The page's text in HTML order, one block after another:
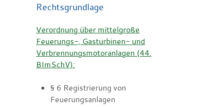
Rechtsgrundlage
Verordnung über mittelgroße
Feuerungs-, Gasturbinen- und
Verbrennungsmotoranlagen (44.
BImSchV):
§ 6 Registrierung von
Feuerungsanlagen